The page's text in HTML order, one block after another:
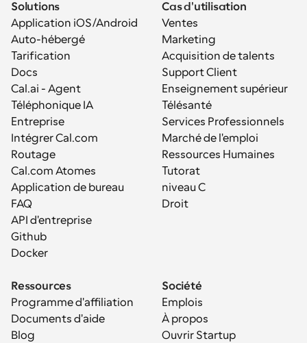
Solutions
Application iOS/Android
Auto-hébergé
Tarification
Docs
Cal.ai - Agent
Téléphonique IA
Entreprise
Intégrer Cal.com
Routage
Cal.com Atomes
Application de bureau
FAQ
API d'entreprise
Github
Docker
Cas d'utilisation
Ventes
Marketing
Acquisition de talents
Support Client
Enseignement supérieur
Télésanté
Services Professionnels
Marché de l'emploi
Ressources Humaines
Tutorat
niveau C
Droit
Ressources
Programme d'affiliation
Documents d'aide
Blog
Société
Emplois
À propos
Ouvrir Startup